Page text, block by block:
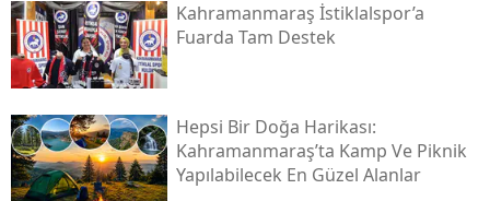
Kahramanmaraş İstiklalspor’a
Fuarda Tam Destek
Hepsi Bir Doğa Harikası:
Kahramanmaraş’ta Kamp Ve Piknik
Yapılabilecek En Güzel Alanlar